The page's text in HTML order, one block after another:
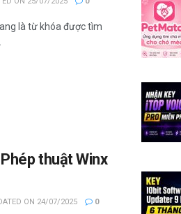
là từ khóa được tìm
thuật Winx
ON 24/07/2025 0